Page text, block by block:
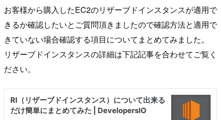
お客様から購入したEC2のリザーブドインスタンスが適用で
きるか確認したいとご質問頂きましたので確認方法と適用で
きていない場合確認する項目についてまとめてみました。
リザーブドインスタンスの詳細は下記記事を合わせてご覧く
ださい。